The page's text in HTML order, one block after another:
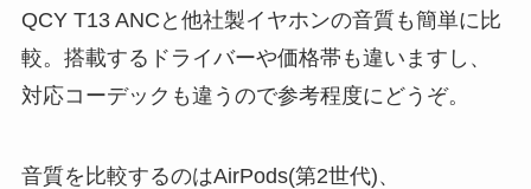
QCY T13 ANCと他社製イヤホンの音質も簡単に比
較。搭載するドライバーや価格帯も違いますし、
対応コーデックも違うので参考程度にどうぞ。
音質を比較するのはAirPods(第2世代)、